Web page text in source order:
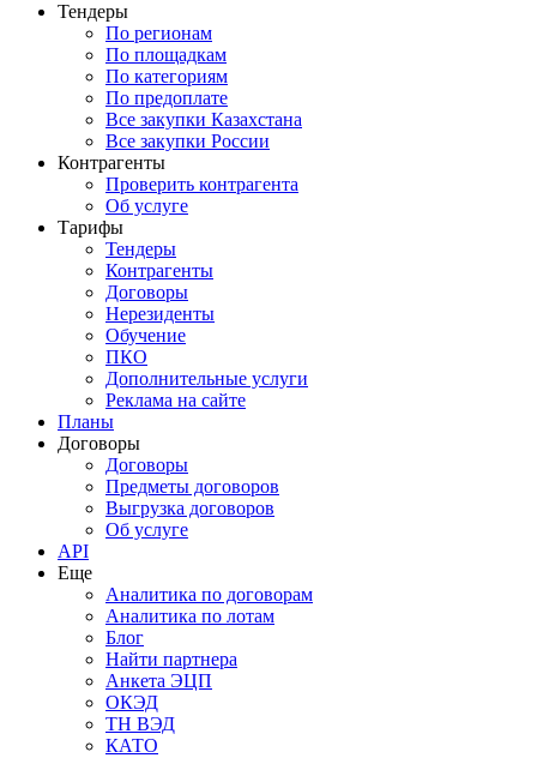
Тендеры
По регионам
По площадкам
По категориям
По предоплате
Все закупки Казахстана
Все закупки России
Контрагенты
Проверить контрагента
Об услуге
Тарифы
Тендеры
Контрагенты
Договоры
Нерезиденты
Обучение
ПКО
Дополнительные услуги
Реклама на сайте
Планы
Договоры
Договоры
Предметы договоров
Выгрузка договоров
Об услуге
API
Еще
Аналитика по договорам
Аналитика по лотам
Блог
Найти партнера
Анкета ЭЦП
ОКЭД
ТН ВЭД
КАТО